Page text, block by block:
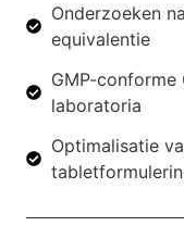
Onderzoeken
equivalentie
GMP-conforme
laboratoria
Optimalisatie